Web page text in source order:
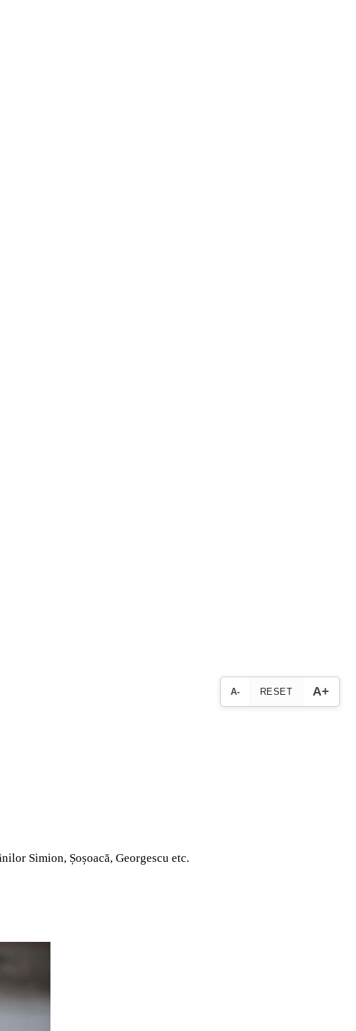
A- RESET A+
Simion, Șoșoacă, Georgescu etc.